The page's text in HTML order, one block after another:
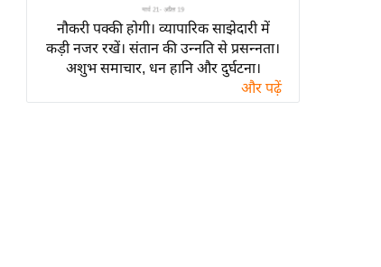
टेक्नॉलॉजी
ब्यूटी/फैशन
घरेलू नुस्खे
नौकरी पक्की होगी। व्यापारिक साझेदारी में
कड़ी नजर रखें। संतान की उन्नति से प्रसन्नता।
अशुभ समाचार, धन हानि और दुर्घटना।
और पढ़ें